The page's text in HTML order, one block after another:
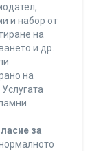
и набор от
на
и др.
на
за